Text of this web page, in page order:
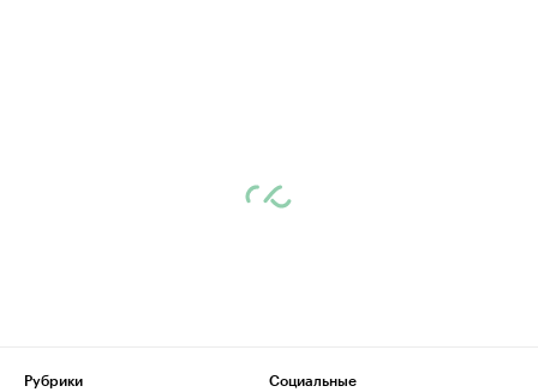
Рубрики
Социальные